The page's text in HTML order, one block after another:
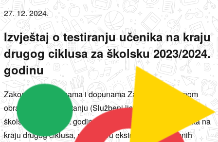
27. 12. 2024.
Izvještaj o testiranju učenika na kraju
drugog ciklusa za školsku 2023/2024.
godinu
Zakonom o izmjenama i dopunama Zakona o osnovnom
obrazovanju i vaspitanju (Službeni list RCG br. 47/17) od
školske 2017/2018. godine uvedeno je testiranje učenika na
kraju drugog ciklusa, na osnovu eksterno pripremljenih